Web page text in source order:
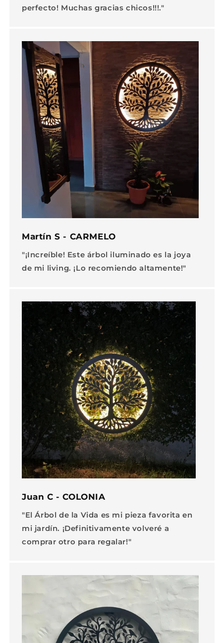
perfecto! Muchas gracias chicos!!!."
Martín S - CARMELO
"¡Increíble! Este árbol iluminado es la joya
de mi living. ¡Lo recomiendo altamente!"
Juan C - COLONIA
"El Árbol de la Vida es mi pieza favorita en
mi jardín. ¡Definitivamente volveré a
comprar otro para regalar!"